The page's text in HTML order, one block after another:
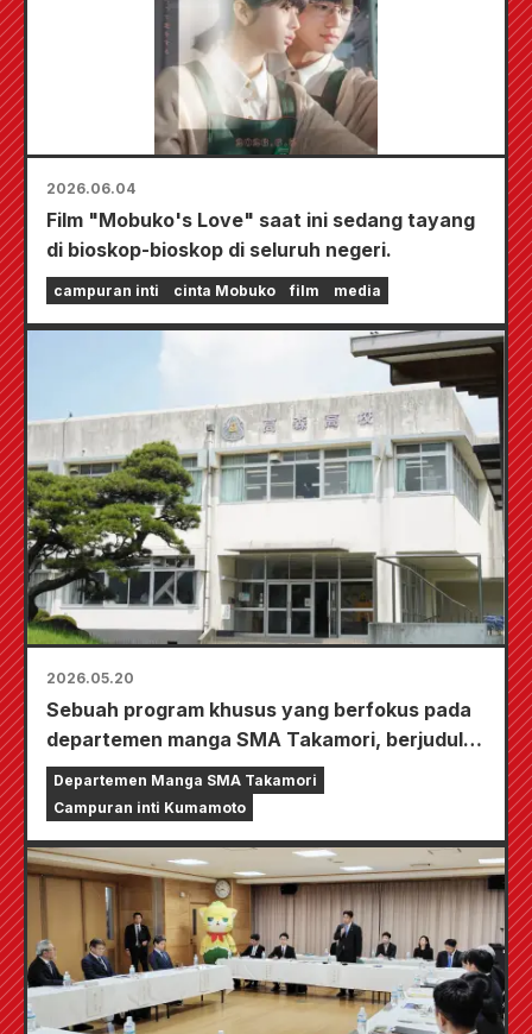
2026.06.04
Film "Mobuko's Love" saat ini sedang tayang
di bioskop-bioskop di seluruh negeri.
campuran inti cinta Mobuko film media
2026.05.20
Sebuah program khusus yang berfokus pada
departemen manga SMA Takamori, berjudul
"Manga-chi ~Jalan Manga Era Reiwa~," akan
disiarkan di berbagai stasiun di Kyushu dan
Okinawa, serta di TVer!
Departemen Manga SMA Takamori
Campuran inti Kumamoto